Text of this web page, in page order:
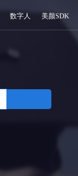
数字人 美颜SDK